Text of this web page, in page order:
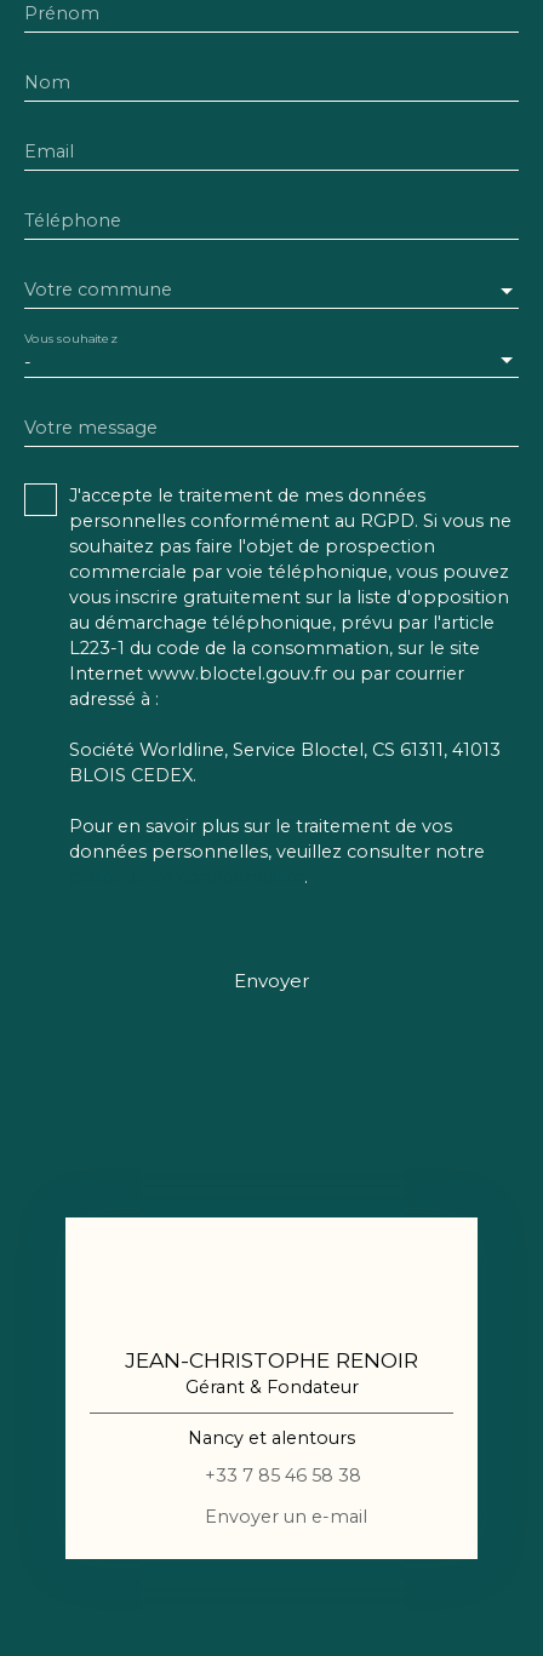
Prénom
Nom
Email
Téléphone
Votre commune
-
Vous souhaitez
Votre message
J'accepte le traitement de mes données
personnelles conformément au RGPD. Si vous ne
souhaitez pas faire l'objet de prospection
commerciale par voie téléphonique, vous pouvez
vous inscrire gratuitement sur la liste d'opposition
au démarchage téléphonique, prévu par l'article
L223-1 du code de la consommation, sur le site
Internet www.bloctel.gouv.fr ou par courrier
adressé à :
Société Worldline, Service Bloctel, CS 61311, 41013
BLOIS CEDEX.
Pour en savoir plus sur le traitement de vos
données personnelles, veuillez consulter notre
.
Envoyer
JEAN-CHRISTOPHE RENOIR
Gérant & Fondateur
Nancy et alentours
+33 7 85 46 58 38
Envoyer un e-mail